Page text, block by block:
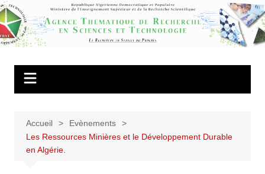
Aller
au
contenu
Agence
Thématique de
Recherche en
Accueil
Evènements
Les Ressources Minières et le Développement Durable
en Algérie.